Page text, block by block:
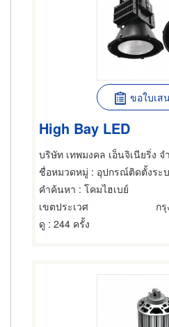
ขอใบเส
High Bay LED
บริษัท เทพมงคล เอ็นจิเนียริ่ง จ
ชื่อหมวดหมู่ : อุปกรณ์ติดตั้งระ
คำค้นหา : โคมไฮเบย์
เขตประเวศ
ก
ดู : 244 ครั้ง